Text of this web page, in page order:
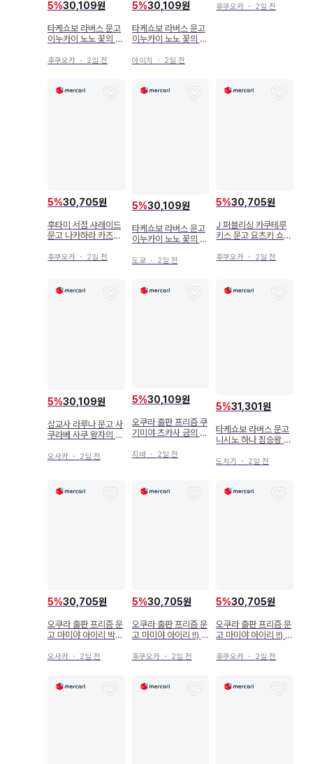
5%30,109원
타케쇼보 라버스 문고
이누카이 노노 꽃의 왕
제비꽃의 오메가
후쿠오카 ・ 2일 전
5%30,109원
타케쇼보 라버스 문고
이누카이 노노 꽃의 왕
제비꽃의 오메가
아이치 ・ 2일 전
초 한정 SS 첨부
후쿠오카 ・ 2일 전
5%30,705원
후타미 서점 샤레이드
문고 나카하라 카즈야
의 꽃 ~타락한 고독한
후쿠오카 ・ 2일 전
5%30,109원
타케쇼보 라버스 문고
이누카이 노노 꽃의 왕
제비꽃의 오메가
도쿄 ・ 2일 전
5%30,705원
J 퍼블리싱 카쿠테루
키스 문고 요츠키 쇼코
랑을 알기까지
후쿠오카 ・ 2일 전
5%30,109원
삼교사 라루나 문고 사
쿠라베 사쿠 왕자의 정
의형제 알파
오사카 ・ 2일 전
5%30,109원
오쿠라 출판 프리즘 쿠
기미야 츠카사 금의 호
발정시킨다
지바・ 2일 전
5%31,301원
타케쇼보 라버스 문고
니시노 하나 짐승왕 알
회 둥지 틀기
도치기 ・ 2일 전
5%30,705원
오쿠라 출판 프리즘 문
고 마미야 아이리 박스
가 되고 싶어
오사카 ・ 2일 전
5%30,705원
오쿠라 출판 프리즘 문
고 마미야 아이리 !!) 박
이가 되고 싶어
후쿠오카・ 2일 전
5%30,705원
오쿠라 출판 프리즘 문
고 마미야 아이리 !!) 박
이가 되고 싶어
후쿠오카 ・ 2일 전